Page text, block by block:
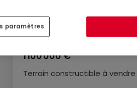
Terrain constructible à vendre
1 100 000 €
paramètres